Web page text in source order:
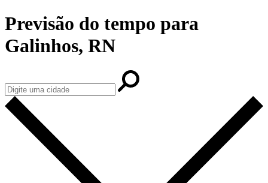
Previsão do tempo para
Galinhos, RN